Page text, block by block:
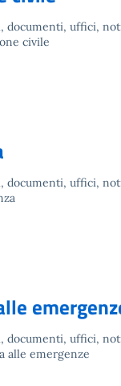
documenti, uffici,
civile
documenti, uffici,
documenti, uffici,
alle emergenze